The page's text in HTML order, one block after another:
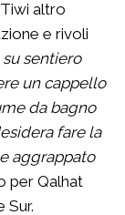
altro
e rivoli
sentiero
un cappello
da bagno
fare la
aggrappato
per Qalhat
Sur.